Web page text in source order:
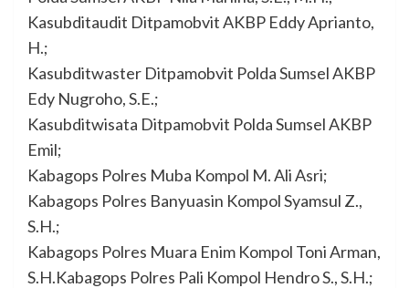
Kasubditaudit Ditpamobvit AKBP Eddy Aprianto,
H.;
Kasubditwaster Ditpamobvit Polda Sumsel AKBP
Edy Nugroho, S.E.;
Kasubditwisata Ditpamobvit Polda Sumsel AKBP
Emil;
Kabagops Polres Muba Kompol M. Ali Asri;
Kabagops Polres Banyuasin Kompol Syamsul Z.,
S.H.;
Kabagops Polres Muara Enim Kompol Toni Arman,
S.H.Kabagops Polres Pali Kompol Hendro S., S.H.;